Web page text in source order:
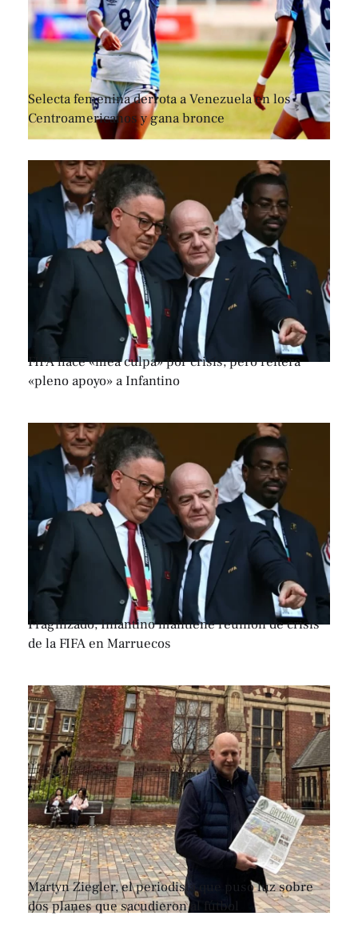
Selecta femenina derrota a Venezuela en los
Centroamericanos y gana bronce
FIFA hace «mea culpa» por crisis, pero reitera
«pleno apoyo» a Infantino
Fragilizado, Infantino mantiene reunión de crisis
de la FIFA en Marruecos
Martyn Ziegler, el periodista que puso luz sobre
dos planes que sacudieron al fútbol